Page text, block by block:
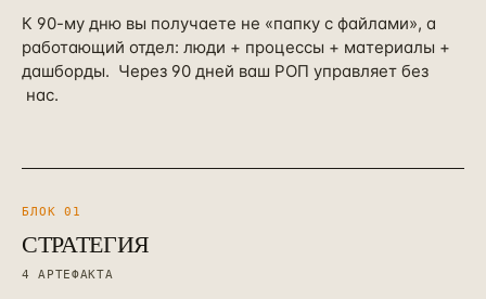
К 90-му дню вы получаете не «папку с файлами», а
работающий отдел: люди + процессы + материалы +
дашборды. Через 90 дней ваш РОП управляет без
нас.
БЛОК 0 1
СТРАТЕГИЯ
4 АРТЕФАКТА